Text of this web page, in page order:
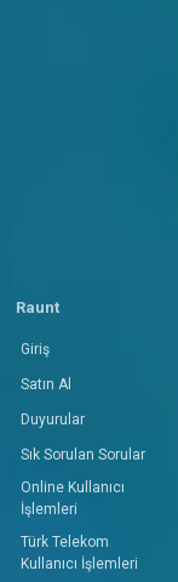
Raunt
Giriş
Satın Al
Duyurular
Sık Sorulan Sorular
Online Kullanıcı
İşlemleri
Türk Telekom
Kullanıcı İşlemleri